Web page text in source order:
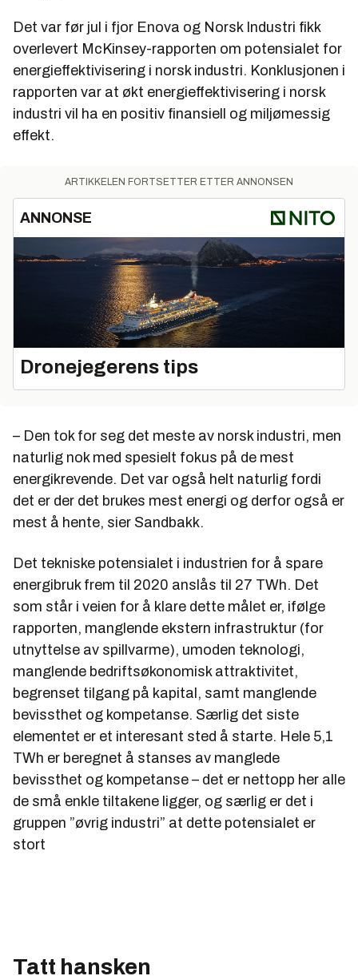
Det var før jul i fjor Enova og Norsk Industri fikk
overlevert McKinsey-rapporten om potensialet for
energieffektivisering i norsk industri. Konklusjonen i
rapporten var at økt energieffektivisering i norsk
industri vil ha en positiv finansiell og miljømessig
effekt.
ARTIKKELEN FORTSETTER ETTER ANNONSEN
ANNONSE
Dronejegerens tips
– Den tok for seg det meste av norsk industri, men
naturlig nok med spesielt fokus på de mest
energikrevende. Det var også helt naturlig fordi
det er der det brukes mest energi og derfor også er
mest å hente, sier Sandbakk.
Det tekniske potensialet i industrien for å spare
energibruk frem til 2020 anslås til 27 TWh. Det
som står i veien for å klare dette målet er, ifølge
rapporten, manglende ekstern infrastruktur (for
utnyttelse av spillvarme), umoden teknologi,
manglende bedriftsøkonomisk attraktivitet,
begrenset tilgang på kapital, samt manglende
bevissthet og kompetanse. Særlig det siste
elementet er et interesant sted å starte. Hele 5,1
TWh er beregnet å stanses av manglede
bevissthet og kompetanse – det er nettopp her alle
de små enkle tiltakene ligger, og særlig er det i
gruppen ”øvrig industri” at dette potensialet er
stort
Tatt hansken